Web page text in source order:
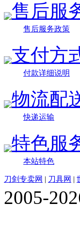
售后服
售后服务政策
支付方
付款详细说明
物流配
快递运输
特色服
本站特色
刀剑专卖网 | 刀具网 |
2005-